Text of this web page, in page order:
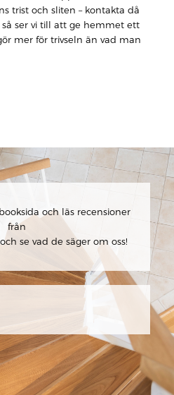
trist och sliten – kontakta då
så ser vi till att ge hemmet ett
mer för trivseln än vad man
och läs recensioner
från
se vad de säger om oss!